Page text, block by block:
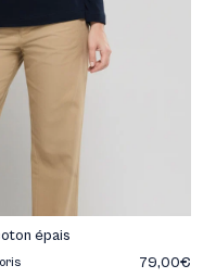
épais
79,00€